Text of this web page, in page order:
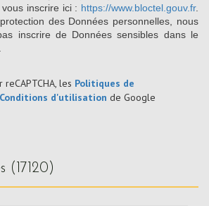
inscrire ici : https://www.bloctel.gouv.fr.
des Données personnelles, nous
inscrire de Données sensibles dans le
les Politiques de
Conditions d'utilisation de Google
(17120)